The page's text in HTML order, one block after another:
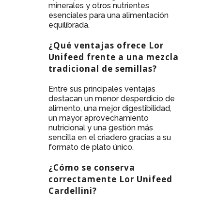
minerales y otros nutrientes
esenciales para una alimentación
equilibrada.
¿Qué ventajas ofrece Lor
Unifeed frente a una mezcla
tradicional de semillas?
Entre sus principales ventajas
destacan un menor desperdicio de
alimento, una mejor digestibilidad,
un mayor aprovechamiento
nutricional y una gestión más
sencilla en el criadero gracias a su
formato de plato único.
¿Cómo se conserva
correctamente Lor Unifeed
Cardellini?